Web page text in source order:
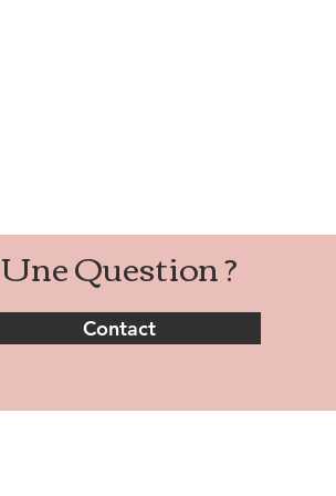
Une Question ?
Contact